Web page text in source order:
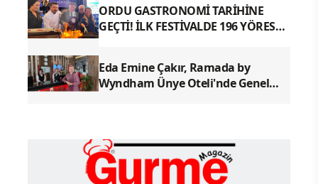
ORDU GASTRONOMİ TARİHİNE
GEÇTİ! İLK FESTİVALDE 196 YÖRESEL
Eda Emine Çakır, Ramada by
Wyndham Ünye Oteli'nde Genel